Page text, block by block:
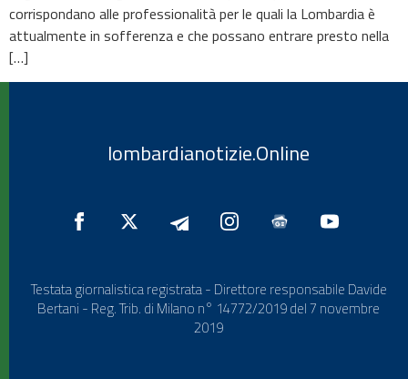
corrispondano alle professionalità per le quali la Lombardia è
attualmente in sofferenza e che possano entrare presto nella
[…]
lombardianotizie.Online
Testata giornalistica registrata - Direttore responsabile Davide
Bertani - Reg. Trib. di Milano n° 14772/2019 del 7 novembre
2019